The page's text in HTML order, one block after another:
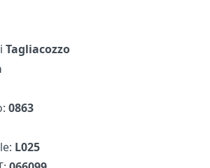
Tagliacozzo
0863
L025